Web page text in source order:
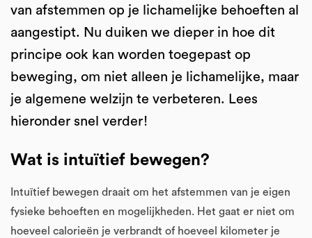
van afstemmen op je lichamelijke behoeften al
aangestipt. Nu duiken we dieper in hoe dit
principe ook kan worden toegepast op
beweging, om niet alleen je lichamelijke, maar
je algemene welzijn te verbeteren. Lees
hieronder snel verder!
Wat is intuïtief bewegen?
Intuïtief bewegen draait om het afstemmen van je eigen
fysieke behoeften en mogelijkheden. Het gaat er niet om
hoeveel calorieën je verbrandt of hoeveel kilometer je